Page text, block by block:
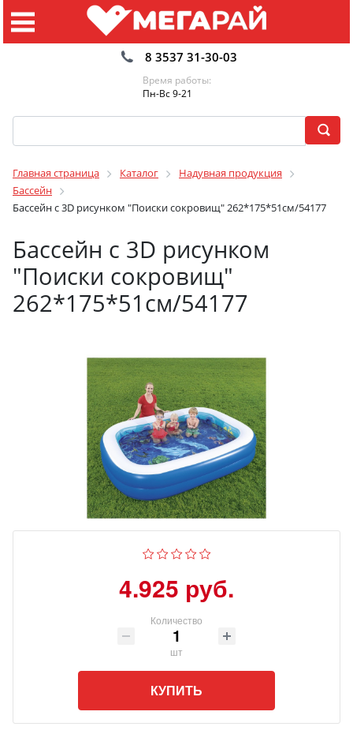
8 3537 31-30-03
Время работы:
Пн-Вс 9-21
Главная страница Каталог
Надувная продукция
Бассейн
Бассейн с 3D рисунком "Поиски сокровищ" 262*175*51см/54177
Бассейн с 3D рисунком
"Поиски сокровищ"
262*175*51см/54177
4.925 руб.
Количество
шт
КУПИТЬ